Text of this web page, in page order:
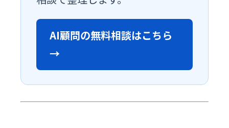
AI顧問の無料相談はこちら
→